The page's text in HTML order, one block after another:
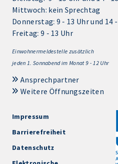
Mittwoch: kein Sprechtag
Donnerstag: 9 - 13 Uhr und 14
Freitag: 9 - 13 Uhr
Einwohnermeldestelle zusätzlich
jeden 1. Sonnabend im Monat 9 - 12 Uhr
Ansprechpartner
Weitere Öffnungszeiten
Impressum
Barrierefreiheit
Datenschutz